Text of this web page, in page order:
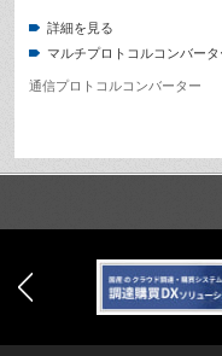
詳細を見る
マルチプロトコルコンバー
通信プロトコルコンバーター